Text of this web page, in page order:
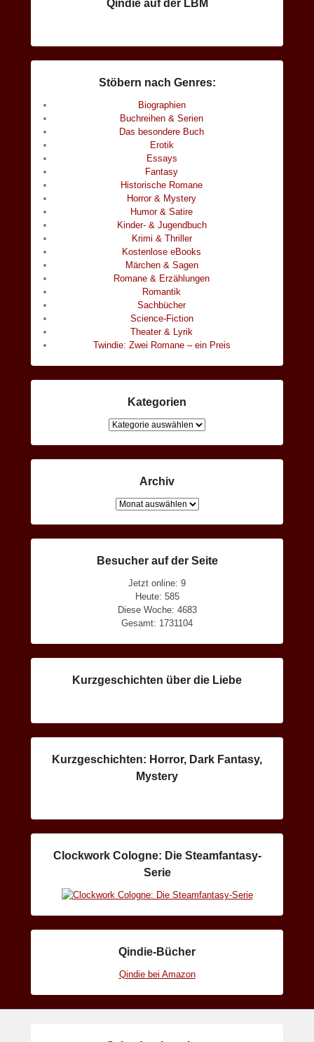
Qindie auf der LBM
Stöbern nach Genres:
Biographien
Buchreihen & Serien
Das besondere Buch
Erotik
Essays
Fantasy
Historische Romane
Horror & Mystery
Humor & Satire
Kinder- & Jugendbuch
Krimi & Thriller
Kostenlose eBooks
Märchen & Sagen
Romane & Erzählungen
Romantik
Sachbücher
Science-Fiction
Theater & Lyrik
Twindie: Zwei Romane – ein Preis
Kategorien
Kategorien
Archiv
Archiv
Besucher auf der Seite
Jetzt online: 9
Heute: 585
Diese Woche: 4683
Gesamt: 1731104
Kurzgeschichten über die Liebe
Kurzgeschichten: Horror, Dark Fantasy,
Mystery
Clockwork Cologne: Die Steamfantasy-
Serie
Qindie-Bücher
Qindie bei Amazon